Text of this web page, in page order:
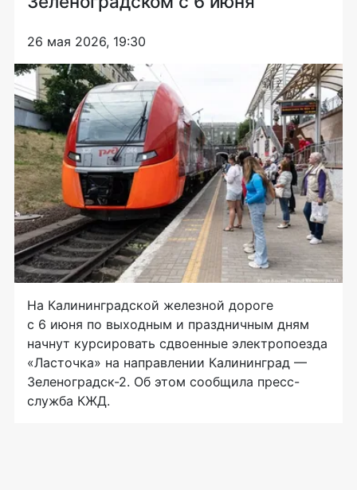
26 мая 2026, 19:30
На Калининградской железной дороге
с 6 июня по выходным и праздничным дням
начнут курсировать сдвоенные электропоезда
«Ласточка» на направлении Калининград —
Зеленоградск-2. Об этом сообщила пресс-
служба КЖД.